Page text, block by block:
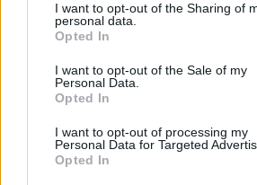
I want to opt-out of the Sharing of
personal data.
Opted In
I want to opt-out of the Sale of my
Personal Data.
Opted In
I want to opt-out of processing my
Personal Data for Targeted
Opted In
Ακολουθήστε το Pink.gr στο
μάθετε πρώτοιτα πιο hot νέα .
Ακολουθήστε το Pink.gr και